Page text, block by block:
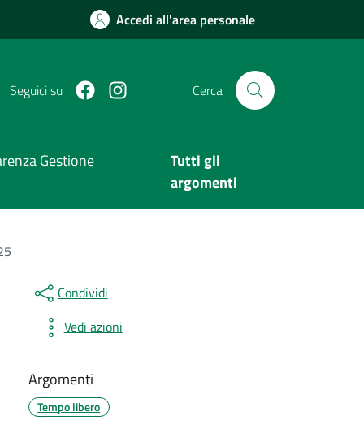
Accedi all'area personale
Seguici su FacebookInstagram Cerca
Gestione
Tutti gli
argomenti
Condividi
Vedi azioni
Argomenti
Tempo libero